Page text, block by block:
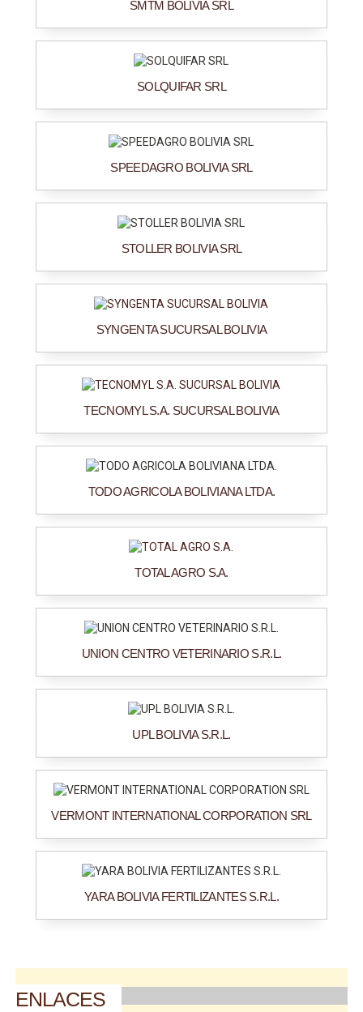
SMTM BOLIVIA SRL
SOLQUIFAR SRL
SPEEDAGRO BOLIVIA SRL
STOLLER BOLIVIA SRL
SYNGENTA SUCURSAL BOLIVIA
TECNOMYL S.A. SUCURSAL BOLIVIA
TODO AGRICOLA BOLIVIANA LTDA.
TOTAL AGRO S.A.
UNION CENTRO VETERINARIO S.R.L.
UPL BOLIVIA S.R.L.
VERMONT INTERNATIONAL CORPORATION SRL
YARA BOLIVIA FERTILIZANTES S.R.L.
ENLACES